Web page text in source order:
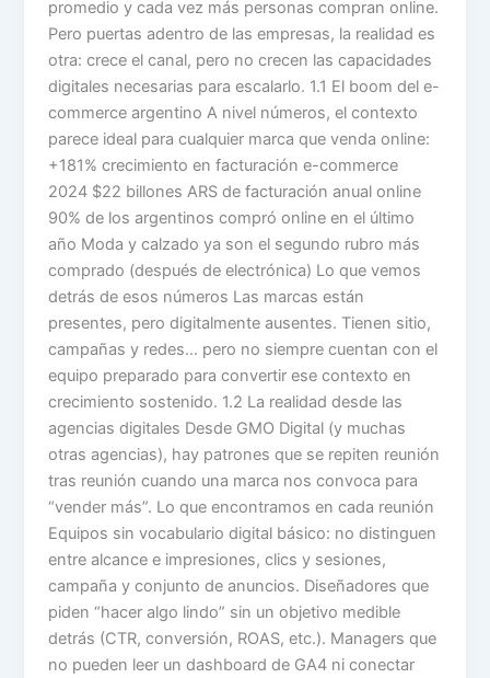
promedio y cada vez más personas compran online.
Pero puertas adentro de las empresas, la realidad es
otra: crece el canal, pero no crecen las capacidades
digitales necesarias para escalarlo. 1.1 El boom del e-
commerce argentino A nivel números, el contexto
parece ideal para cualquier marca que venda online:
+181% crecimiento en facturación e-commerce
2024 $22 billones ARS de facturación anual online
90% de los argentinos compró online en el último
año Moda y calzado ya son el segundo rubro más
comprado (después de electrónica) Lo que vemos
detrás de esos números Las marcas están
presentes, pero digitalmente ausentes. Tienen sitio,
campañas y redes… pero no siempre cuentan con el
equipo preparado para convertir ese contexto en
crecimiento sostenido. 1.2 La realidad desde las
agencias digitales Desde GMO Digital (y muchas
otras agencias), hay patrones que se repiten reunión
tras reunión cuando una marca nos convoca para
“vender más”. Lo que encontramos en cada reunión
Equipos sin vocabulario digital básico: no distinguen
entre alcance e impresiones, clics y sesiones,
campaña y conjunto de anuncios. Diseñadores que
piden “hacer algo lindo” sin un objetivo medible
detrás (CTR, conversión, ROAS, etc.). Managers que
no pueden leer un dashboard de GA4 ni conectar